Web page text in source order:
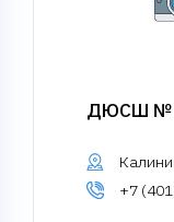
ДЮСШ №
+7